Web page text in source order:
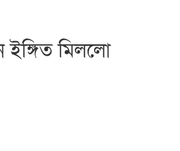
ইঙ্গিত মিললো